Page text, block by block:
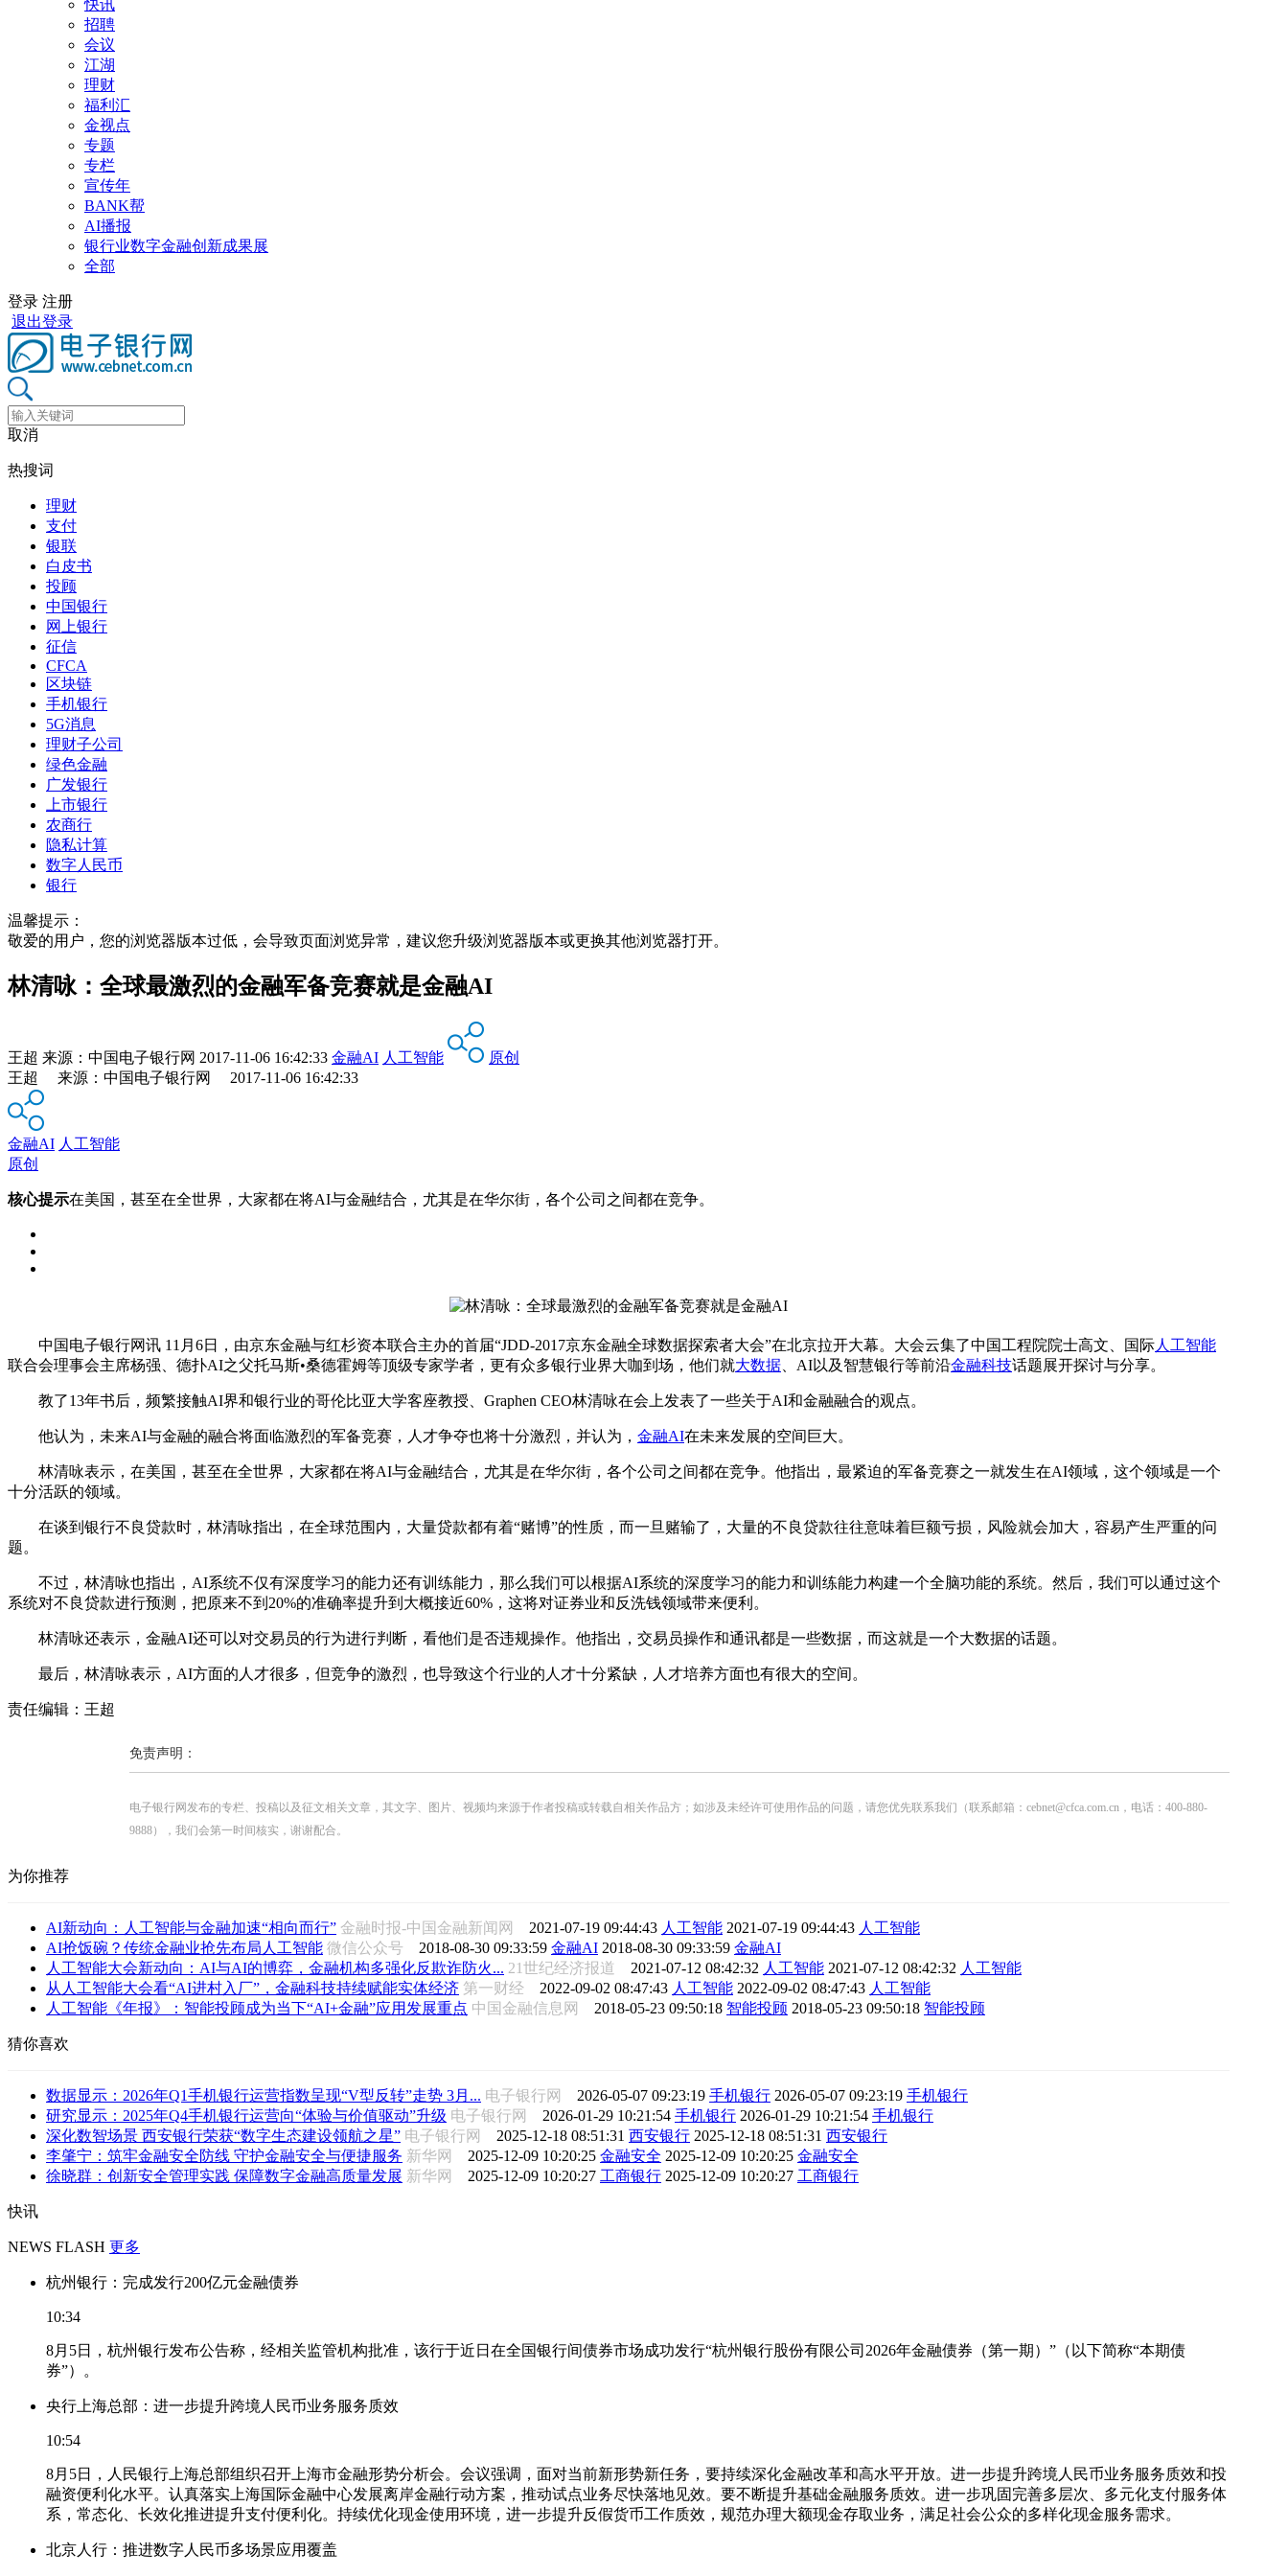
快讯
招聘
会议
江湖
理财
福利汇
金视点
专题
专栏
宣传年
BANK帮
AI播报
银行业数字金融创新成果展
全部
登录 注册
退出登录
取消
热搜词
理财
支付
银联
白皮书
投顾
中国银行
网上银行
征信
CFCA
区块链
手机银行
5G消息
理财子公司
绿色金融
广发银行
上市银行
农商行
隐私计算
数字人民币
银行
温馨提示：
敬爱的用户，您的浏览器版本过低，会导致页面浏览异常，建议您升级浏览器版本或更换其他浏览器打开。
林清咏：全球最激烈的金融军备竞赛就是金融AI
王超 来源： 中国电子银行网 2017-11-06 16:42:33 金融AI 人工智能
原创
王超 来源：中国电子银行网 2017-11-06 16:42:33
金融AI 人工智能
原创
核心提示在美国，甚至在全世界，大家都在将AI与金融结合，尤其是在华尔街，各个公司之间都在竞争。
中国电子银行网讯 11月6日，由京东金融与红杉资本联合主办的首届“JDD-2017京东金融全球数据探索者大会”在北京拉开大幕。大会云集了中国工程院院士高文、国际人工智能
联合会理事会主席杨强、德扑AI之父托马斯•桑德霍姆等顶级专家学者，更有众多银行业界大咖到场，他们就大数据 、AI以及智慧银行等前沿金融科技话题展开探讨与分享。
教了13年书后，频繁接触AI界和银行业的哥伦比亚大学客座教授、Graphen CEO林清咏在会上发表了一些关于AI和金融融合的观点。
他认为，未来AI与金融的融合将面临激烈的军备竞赛，人才争夺也将十分激烈，并认为， 金融AI在未来发展的空间巨大。
林清咏表示，在美国，甚至在全世界，大家都在将AI与金融结合，尤其是在华尔街，各个公司之间都在竞争。他指出，最紧迫的军备竞赛之一就发生在AI领域，这个领域是一个
十分活跃的领域。
在谈到银行不良贷款时，林清咏指出，在全球范围内，大量贷款都有着“赌博”的性质，而一旦赌输了，大量的不良贷款往往意味着巨额亏损，风险就会加大，容易产生严重的问
题。
不过，林清咏也指出，AI系统不仅有深度学习的能力还有训练能力，那么我们可以根据AI系统的深度学习的能力和训练能力构建一个全脑功能的系统。然后，我们可以通过这个
系统对不良贷款进行预测，把原来不到20%的准确率提升到大概接近60%，这将对证券业和反洗钱领域带来便利。
林清咏还表示，金融AI还可以对交易员的行为进行判断，看他们是否违规操作。他指出，交易员操作和通讯都是一些数据，而这就是一个大数据的话题。
最后，林清咏表示，AI方面的人才很多，但竞争的激烈，也导致这个行业的人才十分紧缺，人才培养方面也有很大的空间。
责任编辑：王超
免责声明：
电子银行网发布的专栏、投稿以及征文相关文章，其文字、图片、视频均来源于作者投稿或转载自相关作品方；如涉及未经许可使用作品的问题，请您优先联系我们（联系邮箱：cebnet@cfca.com.cn，电话：400-880-
9888），我们会第一时间核实，谢谢配合。
为你推荐
AI新动向：人工智能与金融加速“相向而行” 金融时报-中国金融新闻网 2021-07-19 09:44:43 人工智能 2021-07-19 09:44:43 人工智能
AI抢饭碗？传统金融业抢先布局人工智能 微信公众号 2018-08-30 09:33:59 金融AI 2018-08-30 09:33:59 金融AI
人工智能大会新动向：AI与AI的博弈，金融机构多强化反欺诈防火... 21世纪经济报道 2021-07-12 08:42:32 人工智能 2021-07-12 08:42:32 人工智能
从人工智能大会看“AI进村入厂”，金融科技持续赋能实体经济 第一财经 2022-09-02 08:47:43 人工智能 2022-09-02 08:47:43 人工智能
人工智能《年报》：智能投顾成为当下“AI+金融”应用发展重点 中国金融信息网 2018-05-23 09:50:18 智能投顾 2018-05-23 09:50:18 智能投顾
猜你喜欢
数据显示：2026年Q1手机银行运营指数呈现“V型反转”走势 3月... 电子银行网 2026-05-07 09:23:19 手机银行 2026-05-07 09:23:19 手机银行
研究显示：2025年Q4手机银行运营向“体验与价值驱动”升级 电子银行网 2026-01-29 10:21:54 手机银行 2026-01-29 10:21:54 手机银行
深化数智场景 西安银行荣获“数字生态建设领航之星” 电子银行网 2025-12-18 08:51:31 西安银行 2025-12-18 08:51:31 西安银行
李肇宁：筑牢金融安全防线 守护金融安全与便捷服务 新华网 2025-12-09 10:20:25 金融安全 2025-12-09 10:20:25 金融安全
徐晓群：创新安全管理实践 保障数字金融高质量发展 新华网 2025-12-09 10:20:27 工商银行 2025-12-09 10:20:27 工商银行
快讯
NEWS FLASH 更多
杭州银行：完成发行200亿元金融债券
10:34
8月5日，杭州银行发布公告称，经相关监管机构批准，该行于近日在全国银行间债券市场成功发行“杭州银行股份有限公司2026年金融债券（第一期）”（以下简称“本期债
券”）。
央行上海总部：进一步提升跨境人民币业务服务质效
10:54
8月5日，人民银行上海总部组织召开上海市金融形势分析会。会议强调，面对当前新形势新任务，要持续深化金融改革和高水平开放。进一步提升跨境人民币业务服务质效和投
融资便利化水平。认真落实上海国际金融中心发展离岸金融行动方案，推动试点业务尽快落地见效。要不断提升基础金融服务质效。进一步巩固完善多层次、多元化支付服务体
系，常态化、长效化推进提升支付便利化。持续优化现金使用环境，进一步提升反假货币工作质效，规范办理大额现金存取业务，满足社会公众的多样化现金服务需求。
北京人行：推进数字人民币多场景应用覆盖